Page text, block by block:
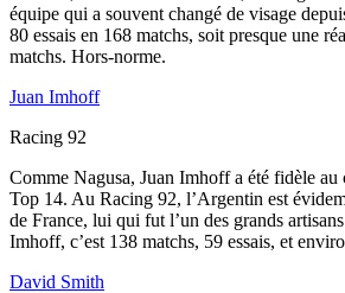
équipe qui a souvent changé de visage
80 essais en 168 matchs, soit presque une
matchs. Hors-norme.
Juan Imhoff
Racing 92
Comme Nagusa, Juan Imhoff a été fidèle
Top 14. Au Racing 92, l’Argentin est
de France, lui qui fut l’un des grands
Imhoff, c’est 138 matchs, 59 essais, et
David Smith